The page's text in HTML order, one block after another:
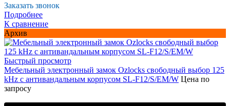
Заказать звонок
Подробнее
К сравнение
Архив
Быстрый просмотр
Мебельный электронный замок Ozlocks свободный выбор 125
kHz с антивандальным корпусом SL-F12/S/EM/W Цена по
запросу